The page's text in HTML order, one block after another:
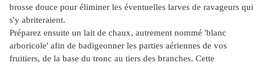
brosse douce pour éliminer les éventuelles larves de ravageurs qui
s'y abriteraient.
Préparez ensuite un lait de chaux, autrement nommé 'blanc
arboricole' afin de badigeonner les parties aériennes de vos
fruitiers, de la base du tronc au tiers des branches. Cette